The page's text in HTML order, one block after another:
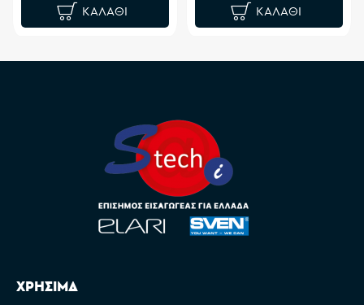
ΚΑΛΆΘΙ ΚΑΛΆΘΙ
ΧΡΗΣΙΜΑ